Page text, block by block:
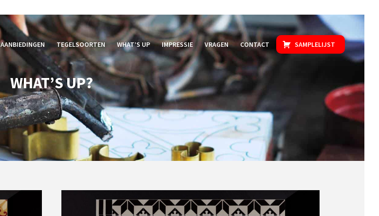
AANBIEDINGEN TEGELSOORTEN WHAT’S UP IMPRESSIE VRAGEN CONTACT SAMPLELIJST
WHAT’S UP?